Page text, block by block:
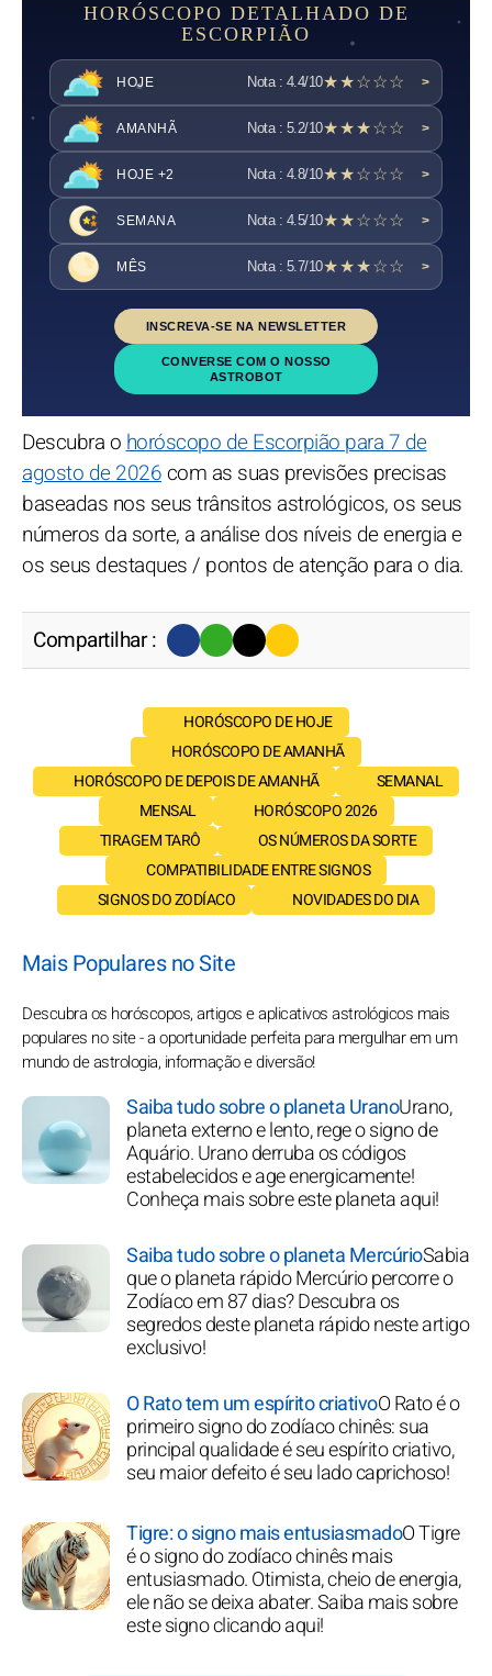
HORÓSCOPO DETALHADO DE
ESCORPIÃO
HOJE Nota : 4.4/10★★☆☆☆ >
AMANHÃ Nota : 5.2/10★★★☆☆ >
HOJE +2 Nota : 4.8/10★★☆☆☆ >
SEMANA Nota : 4.5/10★★☆☆☆ >
MÊS Nota : 5.7/10★★★☆☆ >
INSCREVA-SE NA NEWSLETTER
CONVERSE COM O NOSSO
ASTROBOT
Descubra ohoróscopo de Escorpião para 7 de
agosto de 2026com as suas previsões precisas
baseadas nos seus trânsitos astrológicos, os seus
números da sorte, a análise dos níveis de energia e
os seus destaques / pontos de atenção para o dia.
Compartilhar :
HORÓSCOPO DE HOJE
HORÓSCOPO DE AMANHÃ
HORÓSCOPO DE DEPOIS DE AMANHÃ
SEMANAL
MENSAL
HORÓSCOPO 2026
TIRAGEM TARÔ
OS NÚMEROS DA SORTE
COMPATIBILIDADE ENTRE SIGNOS
SIGNOS DO ZODÍACO
NOVIDADES DO DIA
Mais Populares no Site
Descubra os horóscopos, artigos e aplicativos astrológicos mais
populares no site - a oportunidade perfeita para mergulhar em um
mundo de astrologia, informação e diversão!
Saiba tudo sobre o planeta UranoUrano,
planeta externo e lento, rege o signo de
Aquário. Urano derruba os códigos
estabelecidos e age energicamente!
Conheça mais sobre este planeta aqui!
Saiba tudo sobre o planeta MercúrioSabia
que o planeta rápido Mercúrio percorre o
Zodíaco em 87 dias? Descubra os
segredos deste planeta rápido neste artigo
exclusivo!
O Rato tem um espírito criativoO Rato é o
primeiro signo do zodíaco chinês: sua
principal qualidade é seu espírito criativo,
seu maior defeito é seu lado caprichoso!
Tigre: o signo mais entusiasmadoO Tigre
é o signo do zodíaco chinês mais
entusiasmado. Otimista, cheio de energia,
ele não se deixa abater. Saiba mais sobre
este signo clicando aqui!